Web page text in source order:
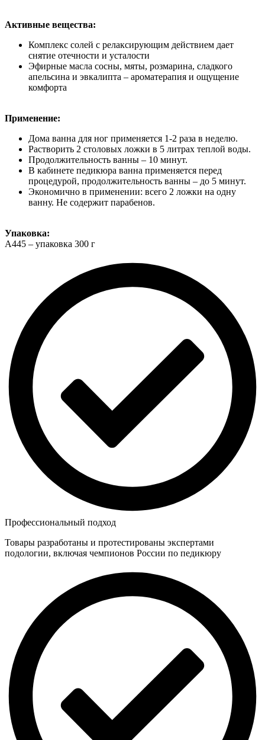
Активные вещества:
Комплекс солей с релаксирующим действием дает
снятие отечности и усталости
Эфирные масла сосны, мяты, розмарина, сладкого
апельсина и эвкалипта – ароматерапия и ощущение
комфорта
Применение:
Дома ванна для ног применяется 1-2 раза в неделю.
Растворить 2 столовых ложки в 5 литрах теплой воды.
Продолжительность ванны – 10 минут.
В кабинете педикюра ванна применяется перед
процедурой, продолжительность ванны – до 5 минут.
Экономично в применении: всего 2 ложки на одну
ванну. Не содержит парабенов.
Упаковка:
А445 – упаковка 300 г
Профессиональный подход
Товары разработаны и протестированы экспертами
подологии, включая чемпионов России по педикюру